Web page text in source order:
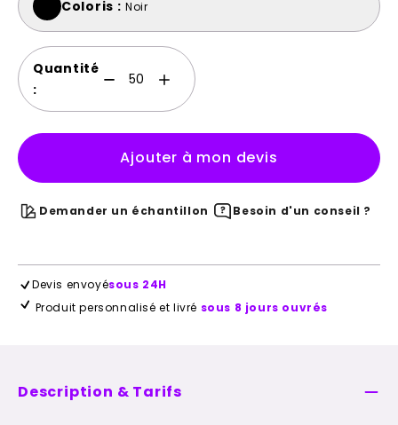
Coloris : Noir
Quantité
:
Ajouter à mon devis
Demander un échantillon Besoin d'un conseil ?
Devis envoyésous 24H
Produit personnalisé et livré sous 8 jours ouvrés
Description & Tarifs